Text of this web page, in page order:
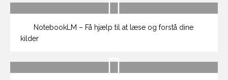
NotebookLM – Få hjælp til at læse og forstå dine
kilder